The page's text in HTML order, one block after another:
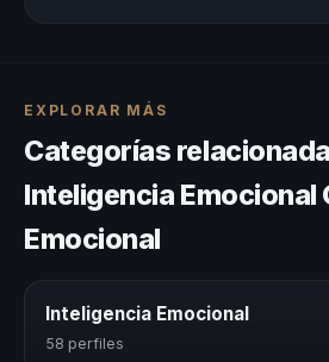
EXPLORAR MÁS
Categorías
Inteligencia Emocional
Emocional
Inteligencia Emocional
58 perfiles